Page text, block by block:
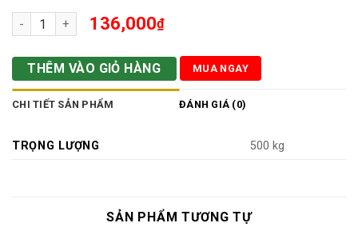
Xoài Sấy Dẻo Muối Ớt 500g số lượng
136,000₫
THÊM VÀO GIỎ HÀNG MUA NGAY
CHI TIẾT SẢN PHẨM ĐÁNH GIÁ (0)
TRỌNG LƯỢNG 500 kg
SẢN PHẨM TƯƠNG TỰ